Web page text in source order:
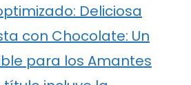
Deliciosa
con Chocolate: Un
para los Amantes